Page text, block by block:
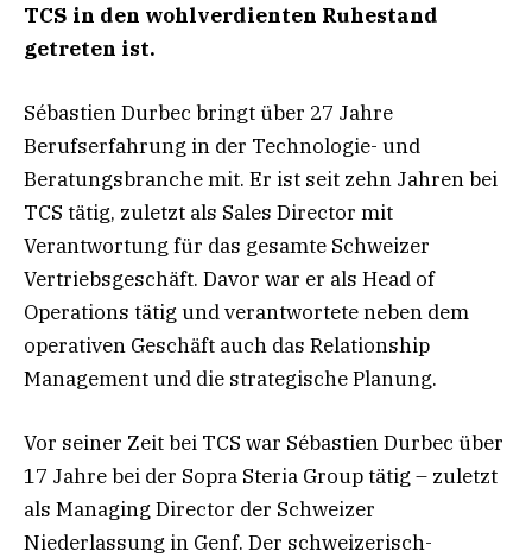
TCS in den wohlverdienten Ruhestand
getreten ist.
Sébastien Durbec bringt über 27 Jahre
Berufserfahrung in der Technologie- und
Beratungsbranche mit. Er ist seit zehn Jahren bei
TCS tätig, zuletzt als Sales Director mit
Verantwortung für das gesamte Schweizer
Vertriebsgeschäft. Davor war er als Head of
Operations tätig und verantwortete neben dem
operativen Geschäft auch das Relationship
Management und die strategische Planung.
Vor seiner Zeit bei TCS war Sébastien Durbec über
17 Jahre bei der Sopra Steria Group tätig – zuletzt
als Managing Director der Schweizer
Niederlassung in Genf. Der schweizerisch-